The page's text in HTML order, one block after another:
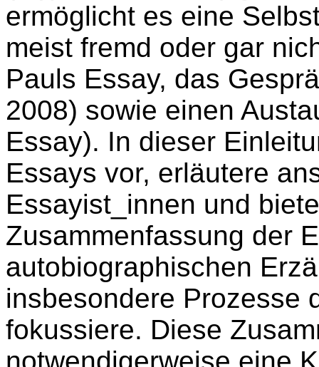
ermöglicht es eine
meist fremd oder gar
Pauls Essay, das
2008) sowie einen
Essay). In dieser
Essays vor, erläutere
Essayist_innen und
Zusammenfassung der
autobiographischen
insbesondere Prozesse
fokussiere. Diese